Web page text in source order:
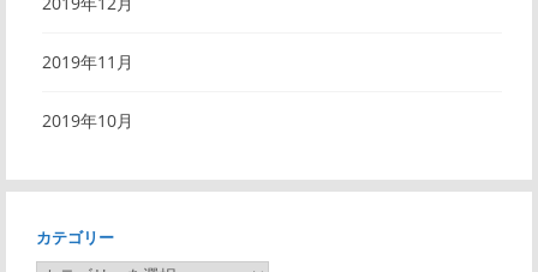
2019年11月
2019年10月
カテゴリー